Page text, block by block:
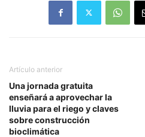
Artículo anterior
Una jornada gratuita
enseñará a aprovechar la
lluvia para el riego y claves
sobre construcción
bioclimática